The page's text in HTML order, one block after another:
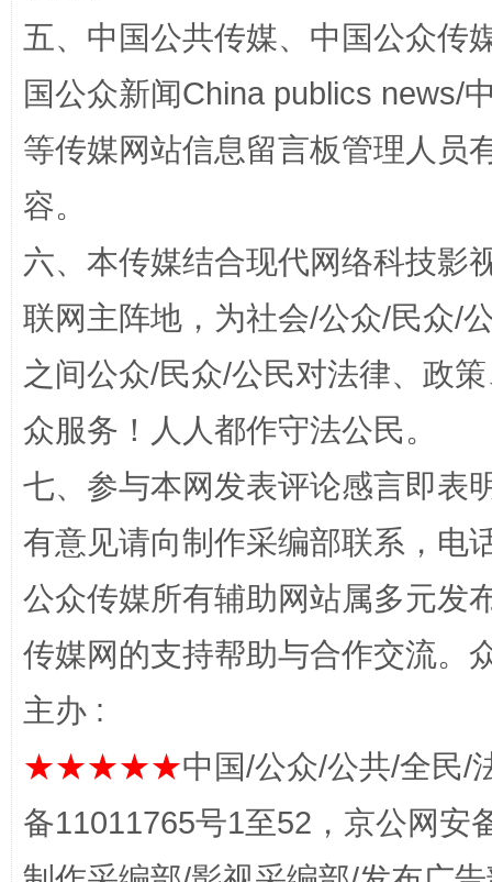
一纸欠
五、中国公共传媒、中国公众传
国公众新闻China publics news/
等传媒网站信息留言板管理人员
容。
六、本传媒结合现代网络科技影
联网主阵地，为社会/公众/民众/
之间公众/民众/公民对法律、政
众服务！人人都作守法公民。
七、参与本网发表评论感言即表
有意见请向制作采编部联系，电
公众传媒所有辅助网站属多元发
传媒网的支持帮助与合作交流。
主办 :
★★★★★中国/公众/公共/全民/
备11011765号1至52，京公网安